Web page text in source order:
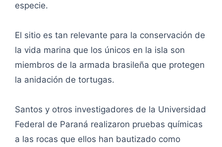
especie.
El sitio es tan relevante para la conservación de
la vida marina que los únicos en la isla son
miembros de la armada brasileña que protegen
la anidación de tortugas.
Santos y otros investigadores de la Universidad
Federal de Paraná realizaron pruebas químicas
a las rocas que ellos han bautizado como